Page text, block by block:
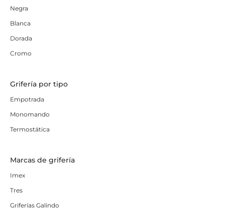
Negra
Blanca
Dorada
Cromo
Grifería por tipo
Empotrada
Monomando
Termostática
Marcas de grifería
Imex
Tres
Griferías Galindo